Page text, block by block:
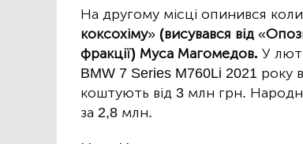
На другому місці опинився
коксохіму» (висувався від «
фракції) Муса Магомедов. У
BMW 7 Series M760Li 2021 року
коштують від 3 млн грн.
за 2,8 млн.